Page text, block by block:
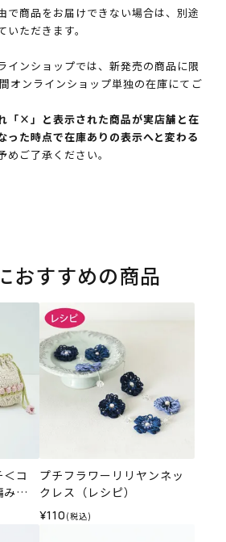
で商品をお届けできない場合は、別途
ただきます。
インショップでは、新発売の商品に限
オンラインショップ単独の在庫にてご
「×」と表示された商品が実店舗と在
った時点で在庫ありの表示へと変わる
めご了承ください。
おすすめの商品
コ
物
プチフラワーリリヤンネッ
クレス（レシピ）
¥110 (税込)